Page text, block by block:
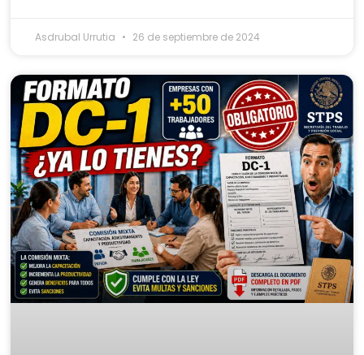
Asdrubal Urrutia 26 de septiembre de 2024